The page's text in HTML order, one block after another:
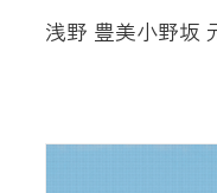
浅野 豊美小野坂